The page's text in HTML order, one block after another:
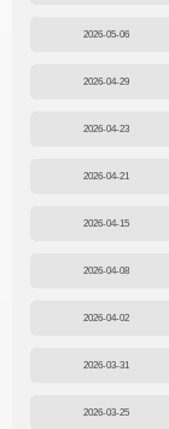
2026-05-06
2026-04-29
2026-04-23
2026-04-21
2026-04-15
2026-04-08
2026-04-02
2026-03-31
2026-03-25